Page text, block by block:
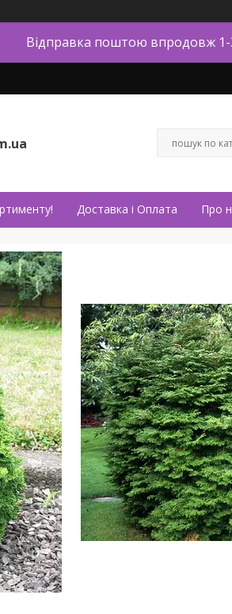
Відправка поштою впродовж 1-
Доставка і Оплата Про